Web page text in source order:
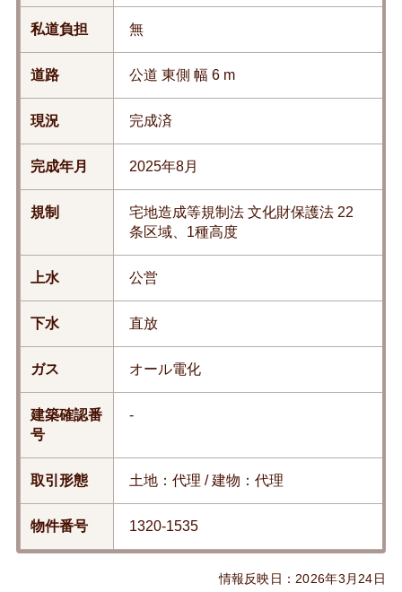
私道負担 無
道路 公道 東側 幅 6 m
現況 完成済
完成年月 2025年8月
規制
宅地造成等規制法 文化財保護法 22
条区域、1種高度
上水 公営
下水 直放
ガス オール電化
建築確認番
号
-
取引形態 土地：代理 / 建物：代理
物件番号 1320-1535
情報反映日：2026年3月24日